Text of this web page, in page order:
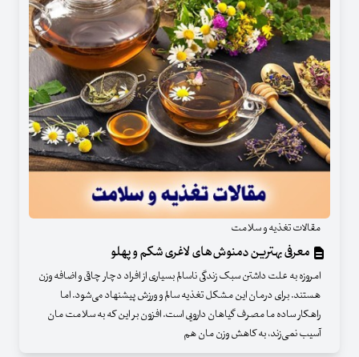
مقالات تغذیه و سلامت
معرفی بهترین دمنوش‌های لاغری شکم و پهلو
امروزه به علت داشتن سبک زندگی ناسالم بسیاری از افراد دچار چاقی و اضافه وزن
هستند. برای درمان این مشکل تغذیه سالم و ورزش پیشنهاد می‌شود. اما
راهکار ساده ما مصرف گیاهان دارویی است. افزون بر این که به سلامت مان
آسیب نمی‌زند، به کاهش وزن مان هم